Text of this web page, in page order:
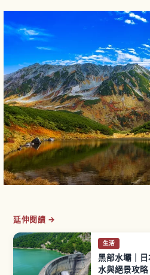
延伸閱讀 →
生活
黑部水壩｜
水與絕景攻略